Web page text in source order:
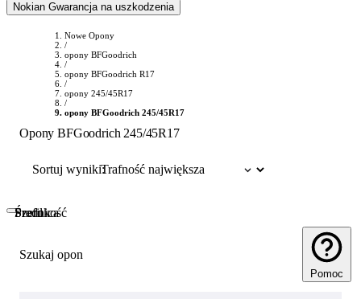
Nokian Gwarancja na uszkodzenia
Nowe Opony
/
opony BFGoodrich
/
opony BFGoodrich R17
/
opony 245/45R17
/
opony BFGoodrich 245/45R17
Opony BFGoodrich 245/45R17
Sortuj wyniki:
Szukaj opon
Pomoc
Szerokość
Profil
Średnica